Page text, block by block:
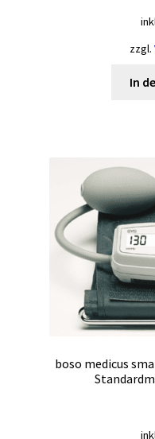
zzgl.
In
boso medicus